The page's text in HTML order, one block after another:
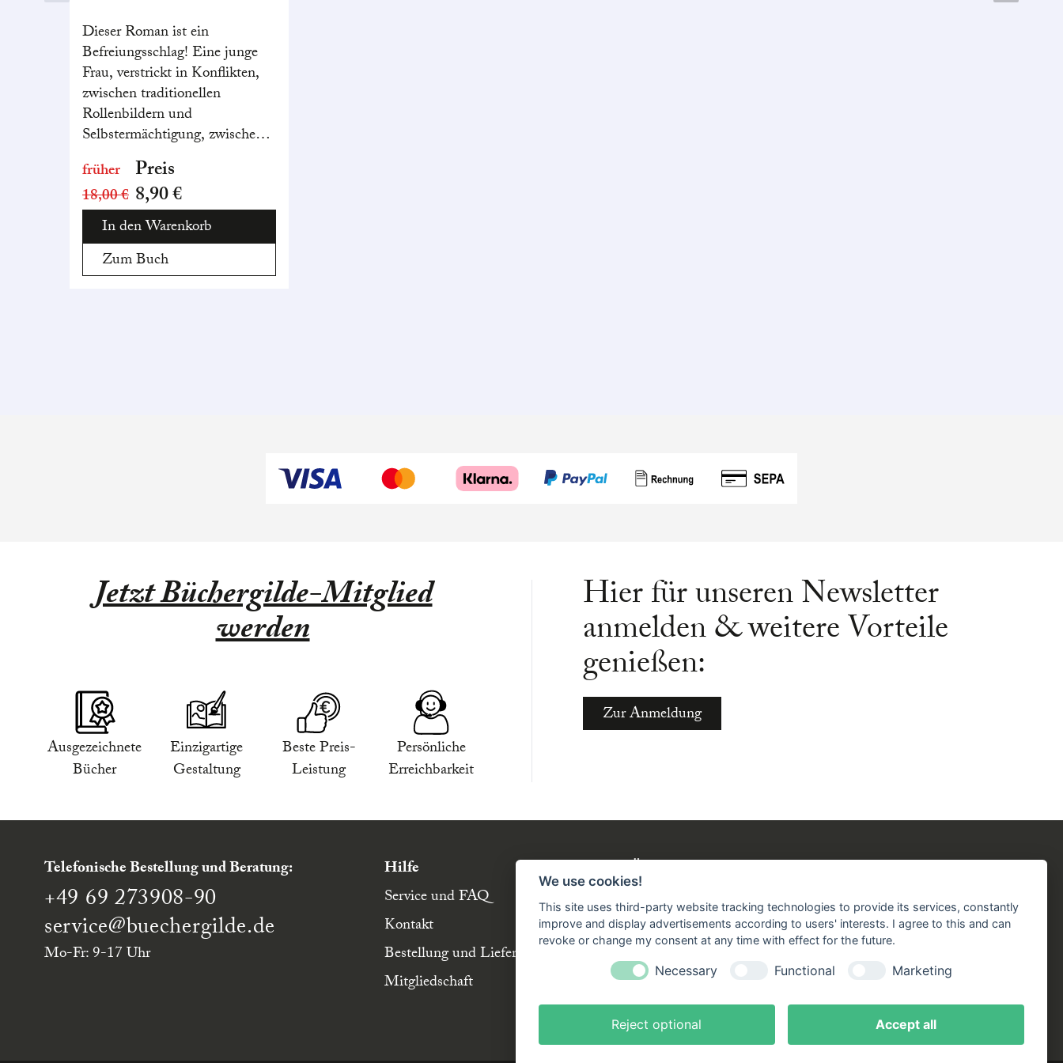
Dieser Roman ist ein
Befreiungsschlag! Eine junge
Frau, verstrickt in Konflikten,
zwischen traditionellen
Rollenbildern und
Selbstermächtigung, zwischen
ihrem muslimischen Glauben
und ihrer Homosexualität.
Aufrichtig und inbrünstig
beschwört die Autorin, dass
Zerrissenheit kein Makel ist.
früher
18,00 €
Preis
8,90 €
In den Warenkorb
Zum Buch
Jetzt Büchergilde-Mitglied
werden
Ausgezeichnete
Bücher
Einzigartige
Gestaltung
Beste Preis-
Leistung
Persönliche
Erreichbarkeit
Hier für unseren Newsletter
anmelden & weitere Vorteile
genießen:
Zur Anmeldung
Telefonische Bestellung und Beratung:
+49 69 273908-90
service@buechergilde.de
Mo-Fr: 9-17 Uhr
Hilfe
Service und FAQ
Kontakt
Bestellung und Lieferung
Mitgliedschaft
Über die Büchergilde
Buchgemeinschaft
Genossenschaft
Partnerbuchhandlungen
Büchergilde online
Stellenangebote
FacebookInstagramYouTubeTikTok
Zustellung durch:
We use cookies!
This site uses third-party website tracking technologies to provide its services, constantly
improve and display advertisements according to users' interests. I agree to this and can
revoke or change my consent at any time with effect for the future.
Necessary Functional Marketing
Reject optional Accept all